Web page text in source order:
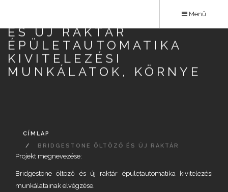
tartalomra
Menü
BRIDGESTONE ÖLTÖZŐ
ÉS ÚJ RAKTÁR
ÉPÜLETAUTOMATIKA
KIVITELEZÉSI
MUNKÁLATOK, KÖRNYE
CÍMLAP
BRIDGESTONE ÖLTÖZŐ ÉS ÚJ RAKTÁR
ÉPÜLETAUTOMATIKA KIVITELEZÉSI
MUNKÁLATOK, KÖRNYE
Projekt megnevezése:
Bridgestone öltöző és új raktár épületautomatika kivitelezési
munkálatainak elvégzése.